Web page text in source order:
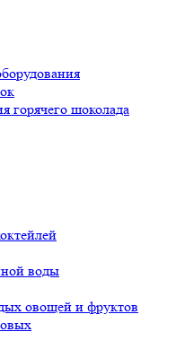
горячего шоколада
воды
овощей и фруктов